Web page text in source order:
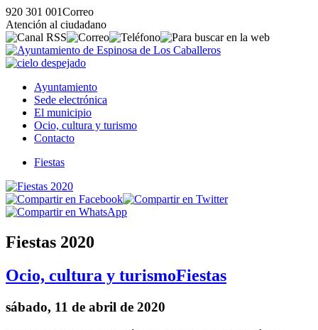
920 301 001Correo
Atención al ciudadano
Ayuntamiento
Sede electrónica
El municipio
Ocio, cultura y turismo
Contacto
Fiestas
Fiestas 2020
Ocio, cultura y turismoFiestas
sábado, 11 de abril de 2020